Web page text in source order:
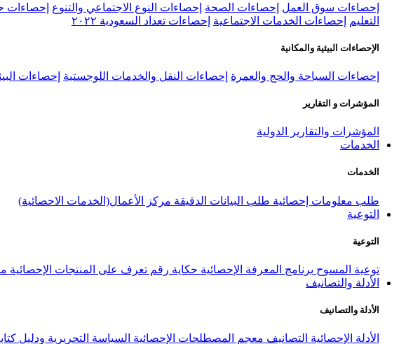
إحصاءات سوق العمل إحصاءات الصحة إحصاءات النوع الاجتماعي والتنوع إحصاءات
التعليم
إحصاءات الخدمات الاجتماعية إحصاءات تعداد السعودية ٢٠٢٢
الإحصاءات البيئية والمكانية
إحصاءات السياحة والحج والعمرة إحصاءات النقل والخدمات اللوجستية إحصاءات
المؤشرات و التقارير
المؤشرات والتقارير الدولية
الخدمات
الخدمات
طلب معلومات إحصائية طلب البيانات الدقيقة مركز الأعمال(الخدمات الاحصائية)
التوعية
التوعية
توعية المسوح برنامج المعرفة الإحصائية حكاية رقم تعرف على المنتجات الإحصائية
الأدلة والتصانيف
الأدلة والتصانيف
الأدلة الإحصائية التصانيف معجم المصطلحات الإحصائية السياسة التحريرية ودليل